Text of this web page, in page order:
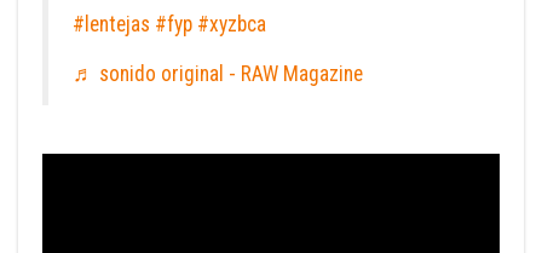
#lentejas #fyp #xyzbca
♬ sonido original - RAW Magazine